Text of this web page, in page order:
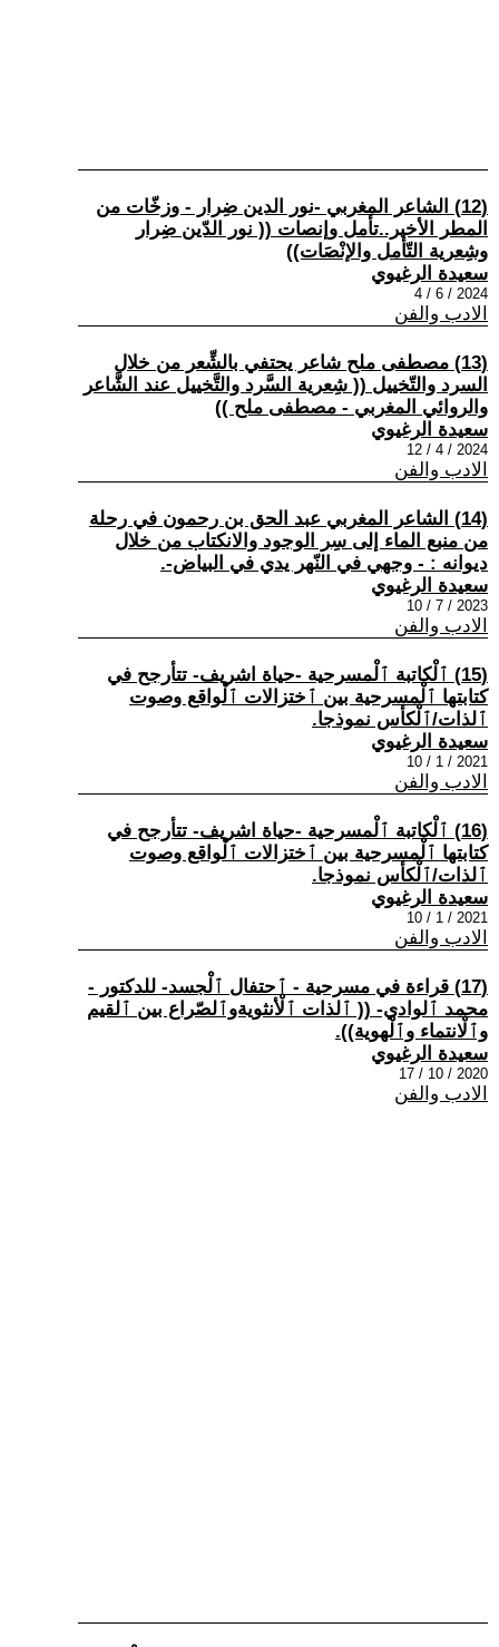
(12) الشاعر المغربي -نور الدين ضِرار - وزخّات من
المطر الأخير..تأمل وإنصات (( نور الدّين ضِرار
وشِعرية التّأمل والإنْصَات))
سعيدة الرغيوي
2024 / 6 / 4
الادب والفن
(13) مصطفى ملح شاعر يحتفي بالشِّعر من خلال
السرد والتّخييل (( شِعرية السَّرد والتَّخييل عند الشَّاعر
والروائي المغربي - مصطفى ملح ))
سعيدة الرغيوي
2024 / 4 / 12
الادب والفن
(14) الشاعر المغربي عبد الحق بن رحمون في رحلة
من منبع الماء إلى سِر الوجود والانكتاب من خلال
ديوانه : - وجهي في النّهر يدي في البياض-.
سعيدة الرغيوي
2023 / 7 / 10
الادب والفن
(15) ٱلْكاتبة ٱلْمسرحية -حياة اشريف- تتأرجح في
كتابتها ٱلْمسرحية بين ٱختزالات ٱلْواقع وصوت
ٱلذات/ٱلْكأس نموذجا.
سعيدة الرغيوي
2021 / 1 / 10
الادب والفن
(16) ٱلْكاتبة ٱلْمسرحية -حياة اشريف- تتأرجح في
كتابتها ٱلْمسرحية بين ٱختزالات ٱلْواقع وصوت
ٱلذات/ٱلْكأس نموذجا.
سعيدة الرغيوي
2021 / 1 / 10
الادب والفن
(17) قراءة في مسرحية - ٱحتفال ٱلْجسد- للدكتور -
محمد ٱلوادي- (( ٱلذات ٱلْأنثويةوٱلصّراع بين ٱلقيم
وٱلْانتماء وٱلْهوية)).
سعيدة الرغيوي
2020 / 10 / 17
الادب والفن